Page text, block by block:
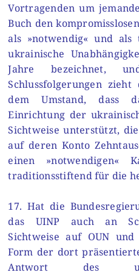
Vortragenden um
Buch den
als »notwendig« und
ukrainische
Jahre bezeichnet,
Schlussfolgerungen
dem Umstand, dass
Einrichtung der
Sichtweise unterstützt,
auf deren Konto
einen »notwendigen«
traditionsstiftend für die
17. Hat die
das UINP auch an
Sichtweise auf OUN
Form der dort
Antwort des